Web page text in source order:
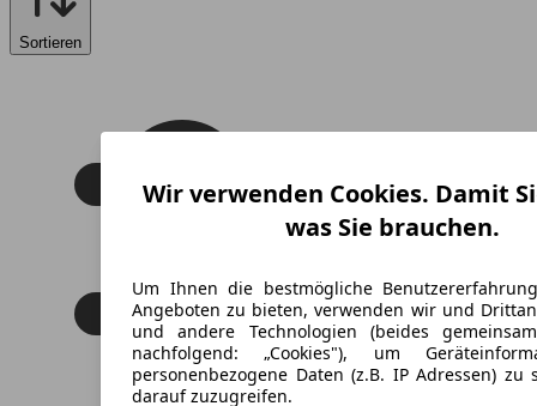
Wir verwenden Cookies. Damit
was Sie brauchen.
Um Ihnen die bestmögliche
Angeboten zu bieten, verwenden wir und
und andere Technologien (beides
nachfolgend: „Cookies"), um
personenbezogene Daten (z.B. IP Adressen) zu
darauf zuzugreifen.
Sortieren